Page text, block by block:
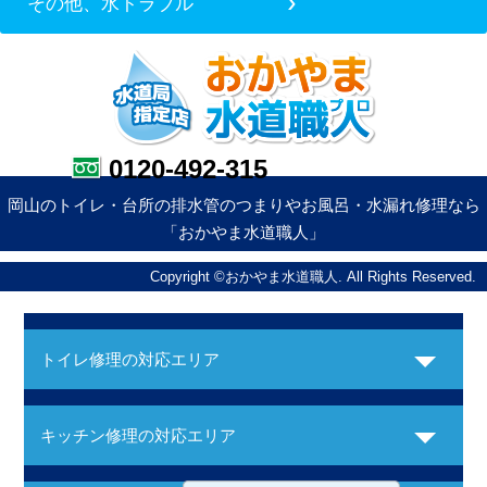
0120-492-315
岡山のトイレ・台所の排水管のつまりやお風呂・水漏れ修理なら
「おかやま水道職人」
Copyright ©おかやま水道職人. All Rights Reserved.
トイレ修理の対応エリア
キッチン修理の対応エリア